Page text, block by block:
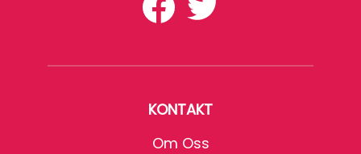
KONTAKT
Om Oss